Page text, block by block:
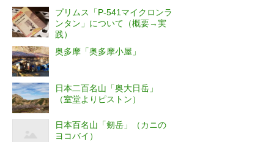
プリムス「P-541マイクロンラ
ンタン」について（概要→実
践）
奥多摩「奥多摩小屋」
日本二百名山「奥大日岳」
（室堂よりピストン）
日本百名山「剱岳」（カニの
ヨコバイ）